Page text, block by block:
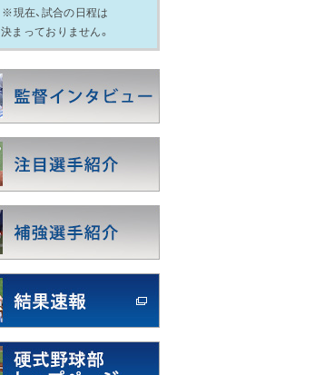
※現在、試合の日程は
決まっておりません。